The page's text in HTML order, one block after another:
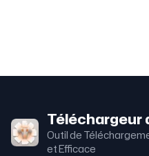
Téléchargeur
Outil de
et Efficace